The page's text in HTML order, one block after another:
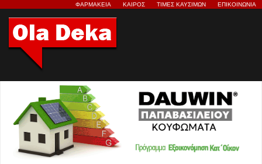
ΦΑΡΜΑΚΕΙΑ ΚΑΙΡΟΣ ΤΙΜΕΣ ΚΑΥΣΙΜΩΝ ΕΠΙΚΟΙΝΩΝΙΑ